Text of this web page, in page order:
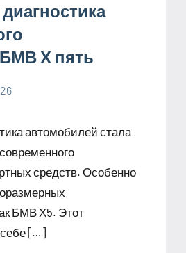
Х пять
автомобилей стала
средств. Особенно
БМВ Х5. Этот
себе […]